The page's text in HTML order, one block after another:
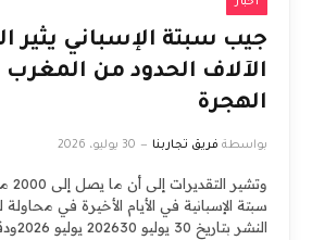
أخبار
جيب سبتة الإسباني يثير
الآلاف الحدود من المغرب
الهجرة
بواسطة فريق تجاربنا 30 يوليو، 2026
سبتة الإسبانية في الأيام الأخيرة في
النشر بتاريخ 30 يوليو 202630 يوليو 2026ودقت السلطات في…